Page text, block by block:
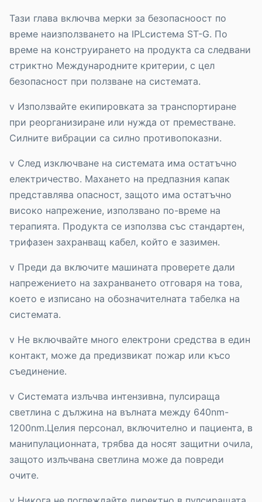
Тази глава включва мерки за безопасноост по
време наизползването на IPLсистема ST-G. По
време на конструирането на продукта са следвани
стриктно Международните критерии, с цел
безопасност при ползване на системата.
v Използвайте екипировката за транспортиране
при реорганизиране или нужда от преместване.
Силните вибрации са силно противопоказни.
v След изключване на системата има остатъчно
електричество. Махането на предпазния капак
представлява опасност, защото има остатъчно
високо напрежение, използвано по-време на
терапията. Продукта се използва със стандартен,
трифазен захранващ кабел, който е зазимен.
v Преди да включите машината проверете дали
напрежението на захранването отговаря на това,
което е изписано на обозначителната табелка на
системата.
v Не включвайте много електрони средства в един
контакт, може да предизвикат пожар или късо
съединение.
v Системата излъчва интензивна, пулсираща
светлина с дължина на вълната между 640nm-
1200nm.Целия персонал, включителнo и пациента, в
манипулационната, трябва да носят защитни очила,
защото излъчвана светлина може да повреди
очите.